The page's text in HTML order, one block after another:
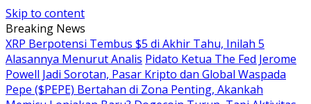
Skip to content
Breaking News
XRP Berpotensi Tembus $5 di Akhir Tahu, Inilah 5
Alasannya Menurut Analis Pidato Ketua The Fed Jerome
Powell Jadi Sorotan, Pasar Kripto dan Global Waspada
Pepe ($PEPE) Bertahan di Zona Penting, Akankah